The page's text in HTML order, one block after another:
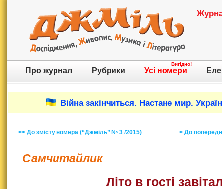
Про журнал Рубрики Усі номери
Вигідно!
Війна закінчиться. Настане мир.
<< До змісту номера (“Джміль” № 3 /2015) < До
Самчитайлик
Літо в гості